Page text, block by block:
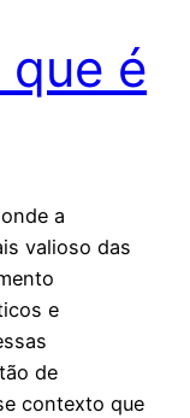
que é
a
valioso das
e
de
contexto que